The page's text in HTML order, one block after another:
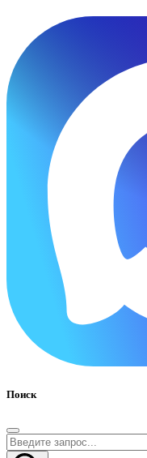
Поиск